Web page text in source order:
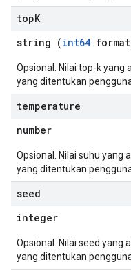
topK
string (int64
Opsional. Nilai top-k yang
yang ditentukan
temperature
number
Opsional. Nilai suhu yang
yang ditentukan
seed
integer
Opsional. Nilai seed yang
yang ditentukan